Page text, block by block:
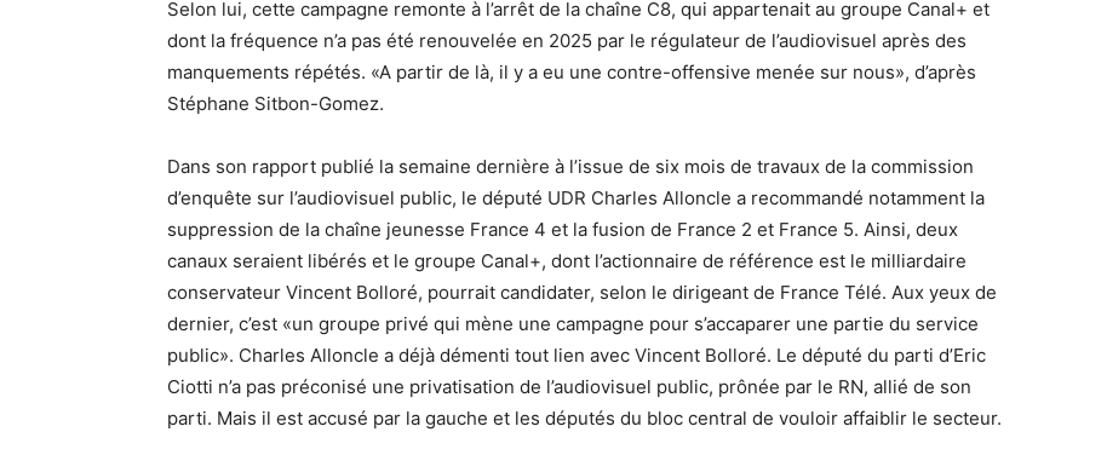
Selon lui, cette campagne remonte à l’arrêt de la chaîne C8, qui appartenait au groupe Canal+ et
dont la fréquence n’a pas été renouvelée en 2025 par le régulateur de l’audiovisuel après des
manquements répétés. «A partir de là, il y a eu une contre-offensive menée sur nous», d’après
Stéphane Sitbon-Gomez.
Dans son rapport publié la semaine dernière à l’issue de six mois de travaux de la commission
d’enquête sur l’audiovisuel public, le député UDR Charles Alloncle a recommandé notamment la
suppression de la chaîne jeunesse France 4 et la fusion de France 2 et France 5. Ainsi, deux
canaux seraient libérés et le groupe Canal+, dont l’actionnaire de référence est le milliardaire
conservateur Vincent Bolloré, pourrait candidater, selon le dirigeant de France Télé. Aux yeux de
dernier, c’est «un groupe privé qui mène une campagne pour s’accaparer une partie du service
public». Charles Alloncle a déjà démenti tout lien avec Vincent Bolloré. Le député du parti d’Eric
Ciotti n’a pas préconisé une privatisation de l’audiovisuel public, prônée par le RN, allié de son
parti. Mais il est accusé par la gauche et les députés du bloc central de vouloir affaiblir le secteur.